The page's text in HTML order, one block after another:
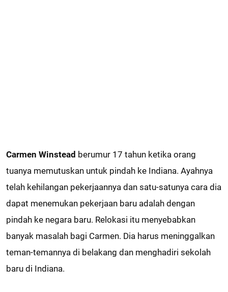
Carmen Winstead berumur 17 tahun ketika orang
tuanya memutuskan untuk pindah ke Indiana. Ayahnya
telah kehilangan pekerjaannya dan satu-satunya cara dia
dapat menemukan pekerjaan baru adalah dengan
pindah ke negara baru. Relokasi itu menyebabkan
banyak masalah bagi Carmen. Dia harus meninggalkan
teman-temannya di belakang dan menghadiri sekolah
baru di Indiana.